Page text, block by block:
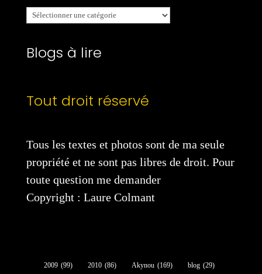
Mes
catégories
Blogs à lire
Tout droit réservé
Tous les textes et photos sont de ma seule
propriété et ne sont pas libres de droit. Pour
toute question me demander
Copyright : Laure Colmant
2009 (99) 2010 (86) Akynou (169) blog (29)